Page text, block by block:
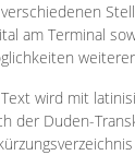
am Terminal
wird mit
der Duden-